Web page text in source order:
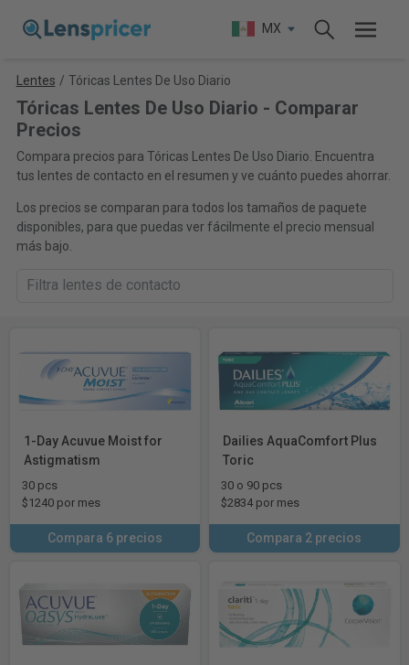
MX
Lentes / Tóricas Lentes De Uso Diario
Tóricas Lentes De Uso Diario - Comparar
Precios
Compara precios para Tóricas Lentes De Uso Diario. Encuentra
tus lentes de contacto en el resumen y ve cuánto puedes ahorrar.
Los precios se comparan para todos los tamaños de paquete
disponibles, para que puedas ver fácilmente el precio mensual
más bajo.
1-Day Acuvue Moist for
Astigmatism
30 pcs
$1240 por mes
Compara 6 precios
Dailies AquaComfort Plus
Toric
30 o 90 pcs
$2834 por mes
Compara 2 precios